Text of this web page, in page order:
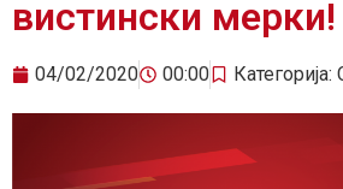
вистински мерки!
04/02/2020 00:00 Категорија: